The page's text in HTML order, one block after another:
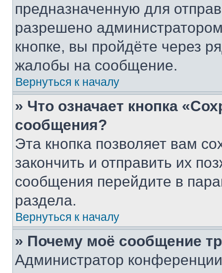
предназначенную для
разрешено
кнопке, вы пройдёте через
жалобы на сообщение.
Вернуться к началу
» Что означает кнопка
сообщения?
Эта кнопка позволяет вам
закончить и отправить их
сообщения перейдите в
раздела.
Вернуться к началу
» Почему моё сообщение
Администратор